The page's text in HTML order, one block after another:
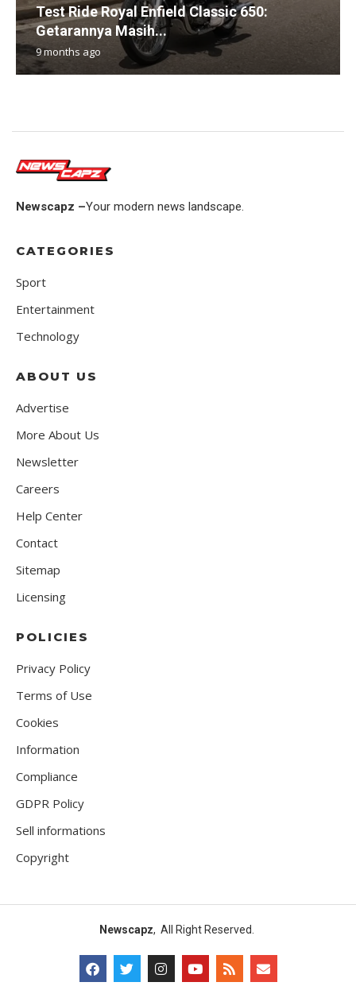
Test Ride Royal Enfield Classic 650:
Getarannya Masih...
9 months ago
Newscapz –Your modern news landscape.
CATEGORIES
Sport
Entertainment
Technology
ABOUT US
Advertise
More About Us
Newsletter
Careers
Help Center
Contact
Sitemap
Licensing
POLICIES
Privacy Policy
Terms of Use
Cookies
Information
Compliance
GDPR Policy
Sell informations
Copyright
Newscapz, All Right Reserved.